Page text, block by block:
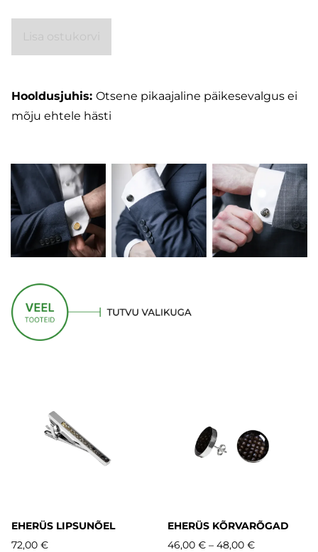
Hooldusjuhis: Otsene pikaajaline päikesevalgus ei
mõju ehtele hästi
EHERÜS LIPSUNÕEL
72,00 €
EHERÜS KÕRVARÕGAD
46,00 € – 48,00 €